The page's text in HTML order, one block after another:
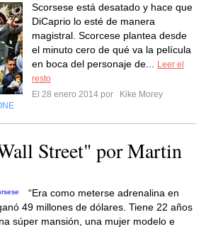
Scorsese está desatado y hace que
DiCaprio lo esté de manera
magistral. Scorcese plantea desde
el minuto cero de qué va la película
en boca del personaje de...
Leer el
resto
El 28 enero 2014 por
Kike Morey
Street" por Martin
“Era como meterse adrenalina en
49 millones de dólares. Tiene 22 años
súper mansión, una mujer modelo e